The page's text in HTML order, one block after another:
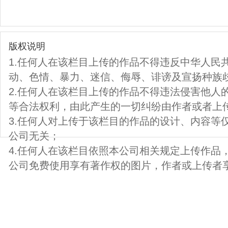
版权说明
1.任何人在该栏目上传的作品不得违反中华人民
动、色情、暴力、迷信、侮辱、诽谤及宣扬种族
2.任何人在该栏目上传的作品不得违法侵害他人
等合法权利，由此产生的一切纠纷由作者或者上
3.任何人对上传于该栏目的作品的设计、内容等
公司无关；
4.任何人在该栏目依照本公司相关规定上传作品
公司免费使用享有著作权的图片，作者或上传者